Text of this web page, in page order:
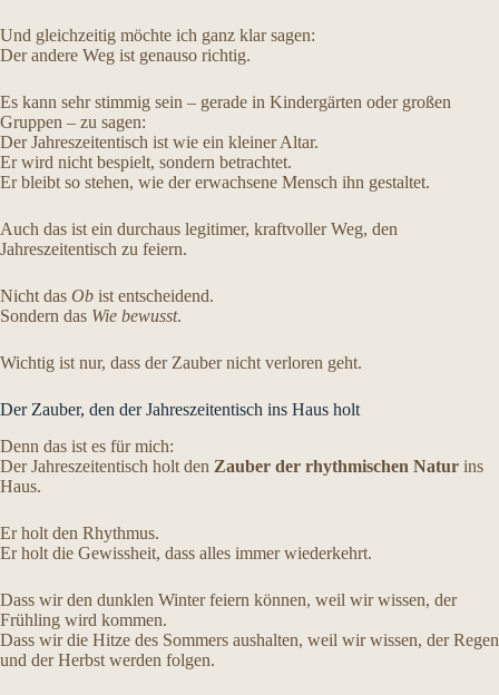
Und gleichzeitig möchte ich ganz klar sagen:
Der andere Weg ist genauso richtig.
Es kann sehr stimmig sein – gerade in Kindergärten oder großen
Gruppen – zu sagen:
Der Jahreszeitentisch ist wie ein kleiner Altar.
Er wird nicht bespielt, sondern betrachtet.
Er bleibt so stehen, wie der erwachsene Mensch ihn gestaltet.
Auch das ist ein durchaus legitimer, kraftvoller Weg, den
Jahreszeitentisch zu feiern.
Nicht das Ob ist entscheidend.
Sondern das Wie bewusst.
Wichtig ist nur, dass der Zauber nicht verloren geht.
Der Zauber, den der Jahreszeitentisch ins Haus holt
Denn das ist es für mich:
Der Jahreszeitentisch holt den Zauber der rhythmischen Natur ins
Haus.
Er holt den Rhythmus.
Er holt die Gewissheit, dass alles immer wiederkehrt.
Dass wir den dunklen Winter feiern können, weil wir wissen, der
Frühling wird kommen.
Dass wir die Hitze des Sommers aushalten, weil wir wissen, der Regen
und der Herbst werden folgen.